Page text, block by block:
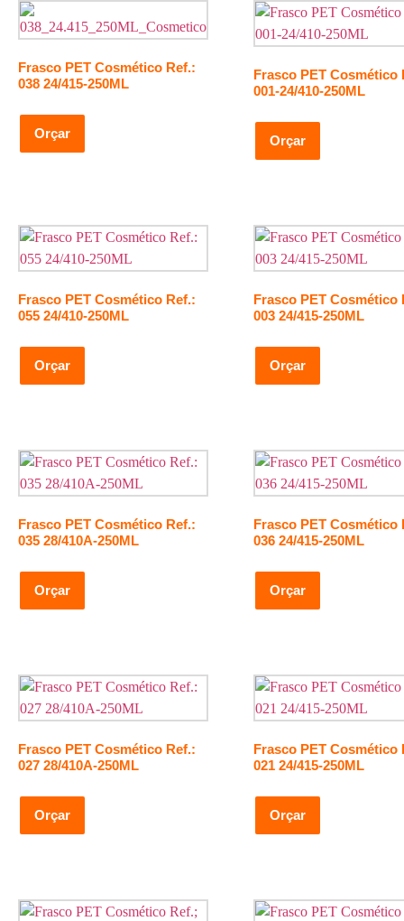
Frasco PET Cosmético Ref.:
038 24/415-250ML
Orçar
Frasco PET Cosmético
001-24/410-250ML
Orçar
Frasco PET Cosmético Ref.:
055 24/410-250ML
Orçar
Frasco PET Cosmético
003 24/415-250ML
Orçar
Frasco PET Cosmético Ref.:
035 28/410A-250ML
Orçar
Frasco PET Cosmético
036 24/415-250ML
Orçar
Frasco PET Cosmético Ref.:
027 28/410A-250ML
Orçar
Frasco PET Cosmético
021 24/415-250ML
Orçar